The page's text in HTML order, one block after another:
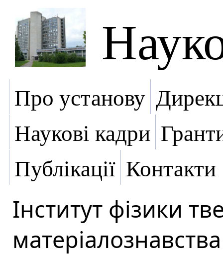
Про установу
Наукові кадри
Публікації Контакти
Інститут фізики